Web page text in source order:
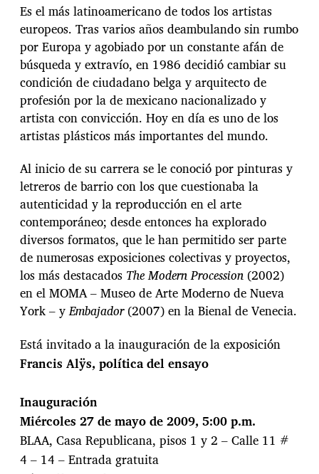
Es el más latinoamericano de todos los artistas
europeos. Tras varios años deambulando sin rumbo
por Europa y agobiado por un constante afán de
búsqueda y extravío, en 1986 decidió cambiar su
condición de ciudadano belga y arquitecto de
profesión por la de mexicano nacionalizado y
artista con convicción. Hoy en día es uno de los
artistas plásticos más importantes del mundo.
Al inicio de su carrera se le conoció por pinturas y
letreros de barrio con los que cuestionaba la
autenticidad y la reproducción en el arte
contemporáneo; desde entonces ha explorado
diversos formatos, que le han permitido ser parte
de numerosas exposiciones colectivas y proyectos,
los más destacados The Modern Procession (2002)
en el MOMA – Museo de Arte Moderno de Nueva
York – yEmbajador(2007) en la Bienal de Venecia.
Está invitado a la inauguración de la exposición
Francis Alÿs, política del ensayo
Inauguración
Miércoles 27 de mayo de 2009, 5:00 p.m.
BLAA, Casa Republicana, pisos 1 y 2 – Calle 11 #
4 – 14 – Entrada gratuita